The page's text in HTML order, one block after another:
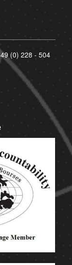
(0) 228 - 504